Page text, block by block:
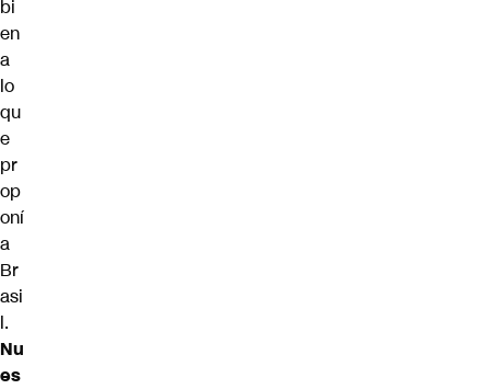
bi
en
a
lo
qu
e
pr
op
oní
a
Br
asi
l.
Nu
es